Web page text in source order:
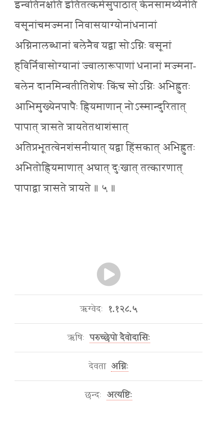
इन्वतिनक्षति इतितत्कर्मसुपाठात् केनसामर्थ्येनेति
वसूनांचमज्मना निवासयाग्योनांधनानां
अग्निनालब्धानां बलेनैव यद्वा सोऽग्निः वसूनां
हविर्निवासोग्यानां ज्वालारूपाणां धनानां मज्मना-
बलेन दानमिन्वतीतिशेषः किंच सोऽग्निः अभिह्रुतः
आभिमुख्येनपापैः ह्रियमाणान् नोऽस्मान्दुरितात्
पापात् त्रासते त्रायतेतथाशंसात्
अतिप्रभूतत्वेनशंसनीयात् यद्वा हिंसकात् अभिह्रुतः
अभितोह्रियमाणात् अघात् दुःखात् तत्कारणात्
पापाद्वा त्रासते त्रायते ॥ ५ ॥
ऋग्वेदः १.१२८.५
ऋषिः परुच्छेपो दैवोदासिः
देवता अग्निः
छन्दः अत्यष्टिः